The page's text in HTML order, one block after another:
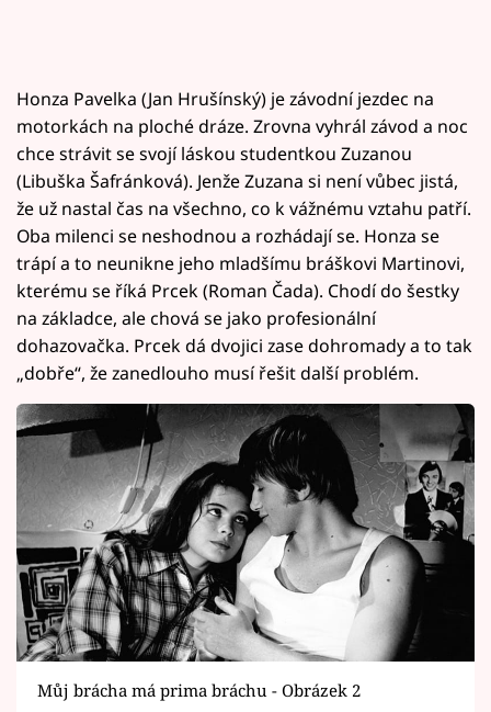
Honza Pavelka (Jan Hrušínský) je závodní jezdec na
motorkách na ploché dráze. Zrovna vyhrál závod a noc
chce strávit se svojí láskou studentkou Zuzanou
(Libuška Šafránková). Jenže Zuzana si není vůbec jistá,
že už nastal čas na všechno, co k vážnému vztahu patří.
Oba milenci se neshodnou a rozhádají se. Honza se
trápí a to neunikne jeho mladšímu bráškovi Martinovi,
kterému se říká Prcek (Roman Čada). Chodí do šestky
na základce, ale chová se jako profesionální
dohazovačka. Prcek dá dvojici zase dohromady a to tak
„dobře“, že zanedlouho musí řešit další problém.
Můj brácha má prima bráchu - Obrázek 2